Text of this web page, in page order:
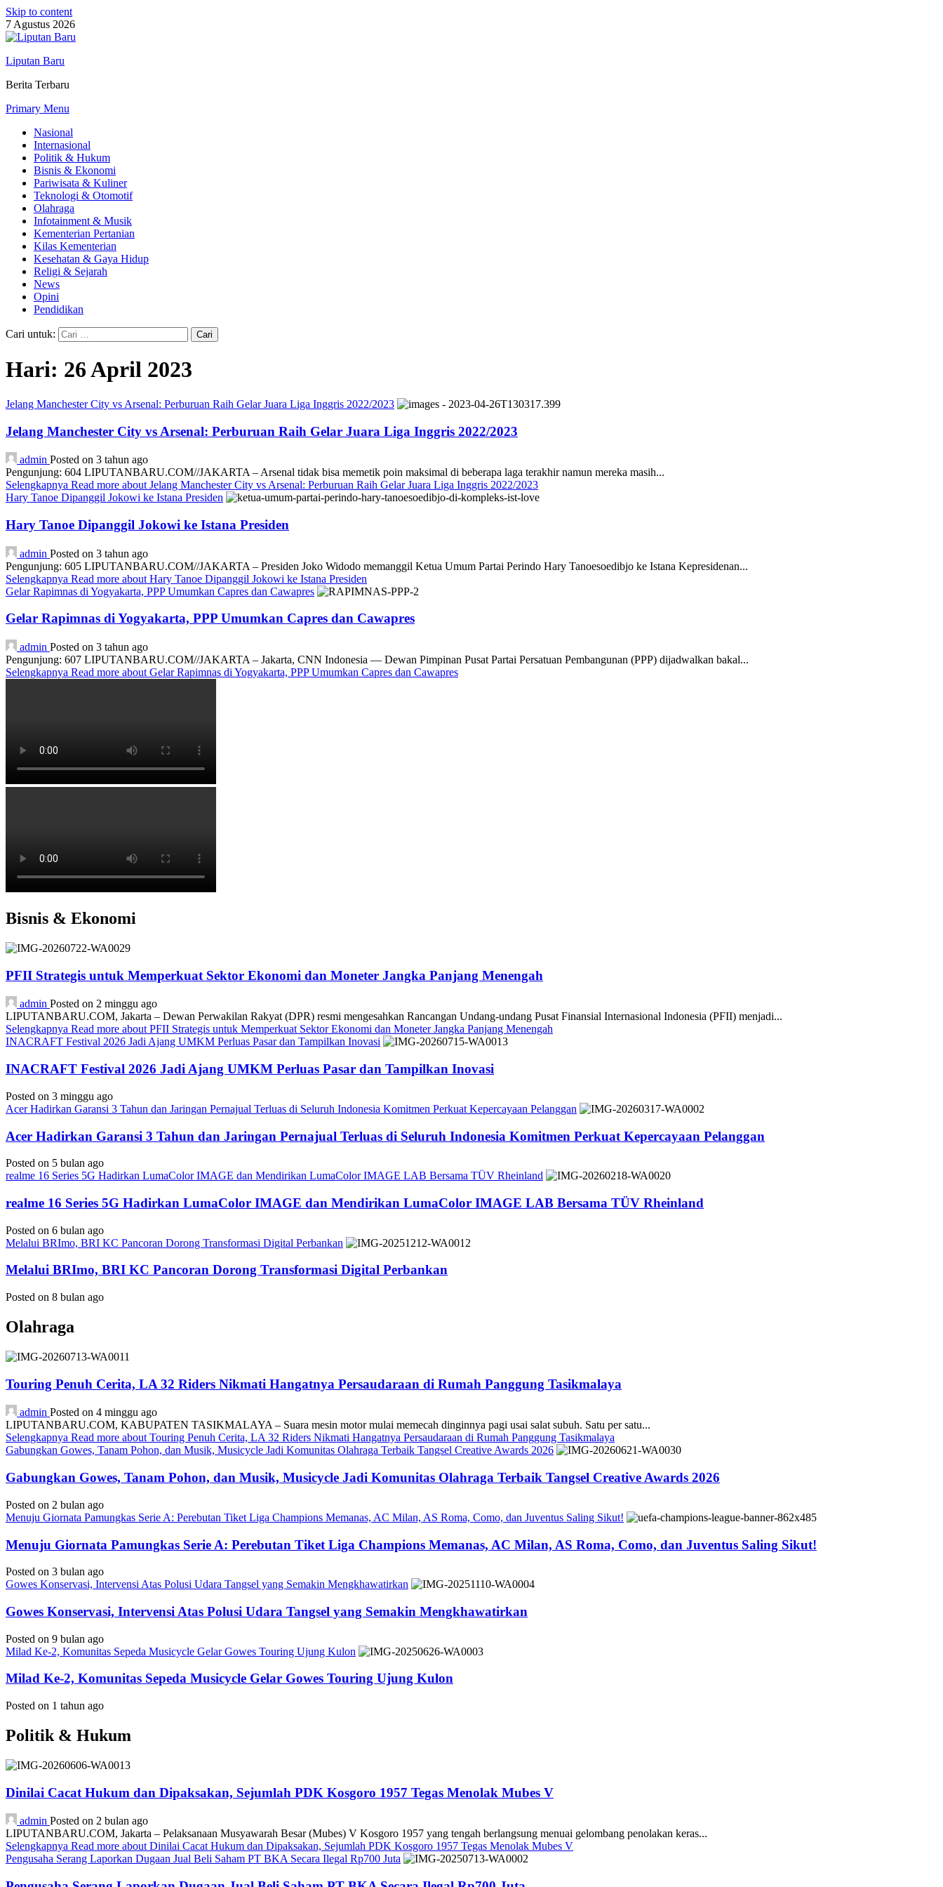
Skip to content
7 Agustus 2026
Liputan Baru
Berita Terbaru
Primary Menu
Nasional
Internasional
Politik & Hukum
Bisnis & Ekonomi
Pariwisata & Kuliner
Teknologi & Otomotif
Olahraga
Infotainment & Musik
Kementerian Pertanian
Kilas Kementerian
Kesehatan & Gaya Hidup
Religi & Sejarah
News
Opini
Pendidikan
Cari untuk:
Hari: 26 April 2023
Jelang Manchester City vs Arsenal: Perburuan Raih Gelar Juara Liga Inggris 2022/2023
Jelang Manchester City vs Arsenal: Perburuan Raih Gelar Juara Liga Inggris 2022/2023
admin Posted on 3 tahun ago
Pengunjung: 604 LIPUTANBARU.COM//JAKARTA – Arsenal tidak bisa memetik poin maksimal di beberapa laga terakhir namun mereka masih...
Selengkapnya Read more about Jelang Manchester City vs Arsenal: Perburuan Raih Gelar Juara Liga Inggris 2022/2023
Hary Tanoe Dipanggil Jokowi ke Istana Presiden
Hary Tanoe Dipanggil Jokowi ke Istana Presiden
admin Posted on 3 tahun ago
Pengunjung: 605 LIPUTANBARU.COM//JAKARTA – Presiden Joko Widodo memanggil Ketua Umum Partai Perindo Hary Tanoesoedibjo ke Istana Kepresidenan...
Selengkapnya Read more about Hary Tanoe Dipanggil Jokowi ke Istana Presiden
Gelar Rapimnas di Yogyakarta, PPP Umumkan Capres dan Cawapres
Gelar Rapimnas di Yogyakarta, PPP Umumkan Capres dan Cawapres
admin Posted on 3 tahun ago
Pengunjung: 607 LIPUTANBARU.COM//JAKARTA – Jakarta, CNN Indonesia — Dewan Pimpinan Pusat Partai Persatuan Pembangunan (PPP) dijadwalkan bakal...
Selengkapnya Read more about Gelar Rapimnas di Yogyakarta, PPP Umumkan Capres dan Cawapres
Bisnis & Ekonomi
PFII Strategis untuk Memperkuat Sektor Ekonomi dan Moneter Jangka Panjang Menengah
admin Posted on 2 minggu ago
LIPUTANBARU.COM, Jakarta – Dewan Perwakilan Rakyat (DPR) resmi mengesahkan Rancangan Undang-undang Pusat Finansial Internasional Indonesia (PFII) menjadi...
Selengkapnya Read more about PFII Strategis untuk Memperkuat Sektor Ekonomi dan Moneter Jangka Panjang Menengah
INACRAFT Festival 2026 Jadi Ajang UMKM Perluas Pasar dan Tampilkan Inovasi
INACRAFT Festival 2026 Jadi Ajang UMKM Perluas Pasar dan Tampilkan Inovasi
Posted on 3 minggu ago
Acer Hadirkan Garansi 3 Tahun dan Jaringan Pernajual Terluas di Seluruh Indonesia Komitmen Perkuat Kepercayaan Pelanggan
Acer Hadirkan Garansi 3 Tahun dan Jaringan Pernajual Terluas di Seluruh Indonesia Komitmen Perkuat Kepercayaan Pelanggan
Posted on 5 bulan ago
realme 16 Series 5G Hadirkan LumaColor IMAGE dan Mendirikan LumaColor IMAGE LAB Bersama TÜV Rheinland
realme 16 Series 5G Hadirkan LumaColor IMAGE dan Mendirikan LumaColor IMAGE LAB Bersama TÜV Rheinland
Posted on 6 bulan ago
Melalui BRImo, BRI KC Pancoran Dorong Transformasi Digital Perbankan
Melalui BRImo, BRI KC Pancoran Dorong Transformasi Digital Perbankan
Posted on 8 bulan ago
Olahraga
Touring Penuh Cerita, LA 32 Riders Nikmati Hangatnya Persaudaraan di Rumah Panggung Tasikmalaya
admin Posted on 4 minggu ago
LIPUTANBARU.COM, KABUPATEN TASIKMALAYA – Suara mesin motor mulai memecah dinginnya pagi usai salat subuh. Satu per satu...
Selengkapnya Read more about Touring Penuh Cerita, LA 32 Riders Nikmati Hangatnya Persaudaraan di Rumah Panggung Tasikmalaya
Gabungkan Gowes, Tanam Pohon, dan Musik, Musicycle Jadi Komunitas Olahraga Terbaik Tangsel Creative Awards 2026
Gabungkan Gowes, Tanam Pohon, dan Musik, Musicycle Jadi Komunitas Olahraga Terbaik Tangsel Creative Awards 2026
Posted on 2 bulan ago
Menuju Giornata Pamungkas Serie A: Perebutan Tiket Liga Champions Memanas, AC Milan, AS Roma, Como, dan Juventus Saling Sikut!
Menuju Giornata Pamungkas Serie A: Perebutan Tiket Liga Champions Memanas, AC Milan, AS Roma, Como, dan Juventus Saling Sikut!
Posted on 3 bulan ago
Gowes Konservasi, Intervensi Atas Polusi Udara Tangsel yang Semakin Mengkhawatirkan
Gowes Konservasi, Intervensi Atas Polusi Udara Tangsel yang Semakin Mengkhawatirkan
Posted on 9 bulan ago
Milad Ke-2, Komunitas Sepeda Musicycle Gelar Gowes Touring Ujung Kulon
Milad Ke-2, Komunitas Sepeda Musicycle Gelar Gowes Touring Ujung Kulon
Posted on 1 tahun ago
Politik & Hukum
Dinilai Cacat Hukum dan Dipaksakan, Sejumlah PDK Kosgoro 1957 Tegas Menolak Mubes V
admin Posted on 2 bulan ago
LIPUTANBARU.COM, Jakarta – Pelaksanaan Musyawarah Besar (Mubes) V Kosgoro 1957 yang tengah berlangsung menuai gelombang penolakan keras...
Selengkapnya Read more about Dinilai Cacat Hukum dan Dipaksakan, Sejumlah PDK Kosgoro 1957 Tegas Menolak Mubes V
Pengusaha Serang Laporkan Dugaan Jual Beli Saham PT BKA Secara Ilegal Rp700 Juta